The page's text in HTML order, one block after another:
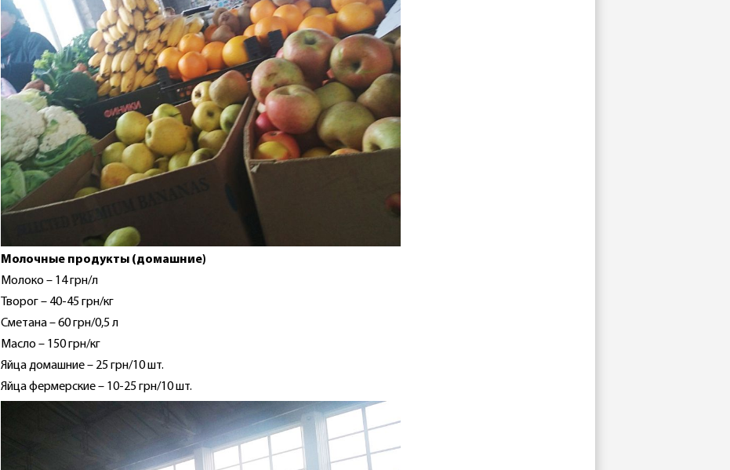
Молочные продукты (домашние)
Молоко – 14 грн/л
Творог – 40-45 грн/кг
Сметана – 60 грн/0,5 л
Масло – 150 грн/кг
Яйца домашние – 25 грн/10 шт.
Яйца фермерские – 10-25 грн/10 шт.